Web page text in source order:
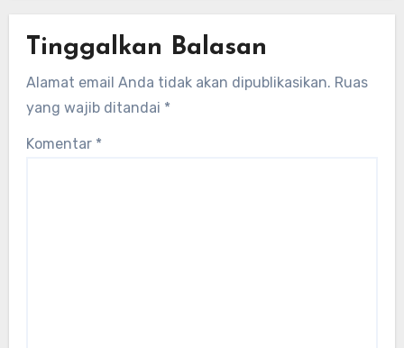
Tinggalkan Balasan
Alamat email Anda tidak akan dipublikasikan. Ruas
yang wajib ditandai *
Komentar *